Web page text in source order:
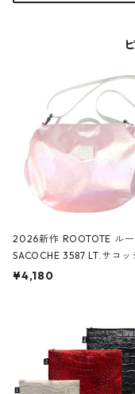
2026新作 ROOTOTE ルー
SACOCHE 3587 LT.サコッ
ミエ-B ショルダーバッグ
¥4,180